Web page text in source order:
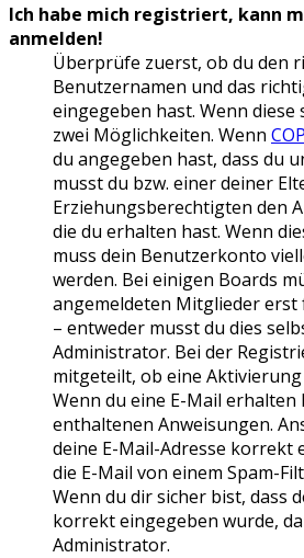
Ich habe mich registriert, kann
anmelden!
Überprüfe zuerst, ob du den
Benutzernamen und das
eingegeben hast. Wenn
zwei Möglichkeiten. Wenn
du angegeben hast, dass du
musst du bzw. einer deiner
Erziehungsberechtigten den
die du erhalten hast. Wenn
muss dein Benutzerkonto
werden. Bei einigen Boards
angemeldeten Mitglieder
– entweder musst du dies
Administrator. Bei der
mitgeteilt, ob eine
Wenn du eine E-Mail
enthaltenen Anweisungen.
deine E-Mail-Adresse korrekt
die E-Mail von einem Spam-
Wenn du dir sicher bist, dass
korrekt eingegeben wurde,
Administrator.